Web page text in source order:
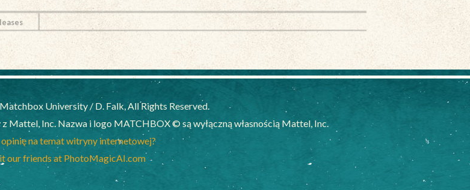
University / D. Falk, All Rights Reserved.
Mattel, Inc. Nazwa i logo MATCHBOX © są wyłączną własnością Mattel, Inc.
na temat witryny internetowej?
our friends at PhotoMagicAI.com